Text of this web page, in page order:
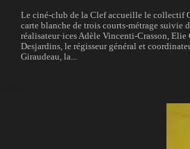
Le ciné-club de la Clef accueille le collectif
carte blanche de trois courts-métrage suivie
réalisateur·ices Adèle Vincenti-Crasson,
Desjardins, le régisseur général et
Giraudeau, la...